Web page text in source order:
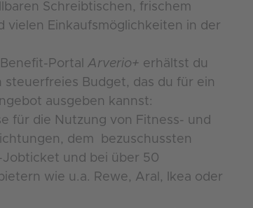
Schreibtischen, frischem
vielen Einkaufsmöglichkeiten in der
Portal Arverio+ erhältst du
steuerfreies Budget, das du für ein
ausgeben kannst:
für die Nutzung von Fitness- und
dem bezuschussten
Jobticket und bei über 50
wie u.a. Rewe, Aral, Ikea oder